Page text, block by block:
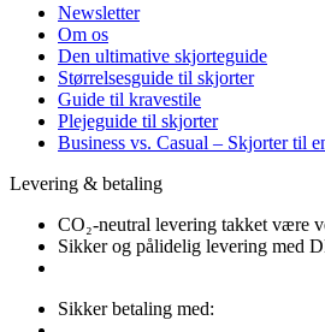
Newsletter
Om os
Den ultimative skjorteguide
Størrelsesguide til skjorter
Guide til kravestile
Plejeguide til skjorter
Business vs. Casual – Skjorter til
Levering & betaling
CO₂-neutral levering takket være
Sikker og pålidelig levering med
Sikker betaling med: